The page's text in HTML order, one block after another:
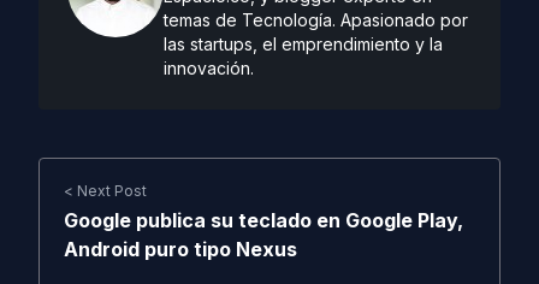
temas de Tecnología. Apasionado por
las startups, el emprendimiento y la
innovación.
< Next Post
Google publica su teclado en Google Play,
Android puro tipo Nexus